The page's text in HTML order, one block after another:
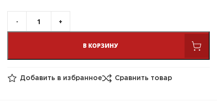
В КОРЗИНУ
Добавить в избранное Сравнить товар